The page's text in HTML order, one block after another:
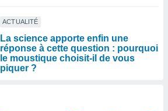
ACTUALITÉ
La science apporte enfin une
réponse à cette question : pourquoi
le moustique choisit-il de vous
piquer ?